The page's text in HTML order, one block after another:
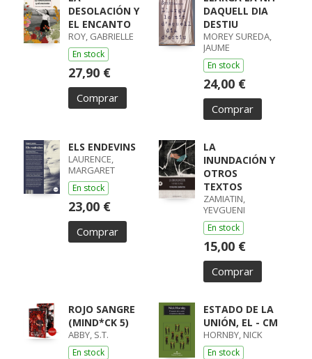
DESOLACIÓN Y
EL ENCANTO
ROY, GABRIELLE
En stock
27,90 €
Comprar
DAQUELL DIA
DESTIU
MOREY SUREDA,
JAUME
En stock
24,00 €
Comprar
ELS ENDEVINS
LAURENCE,
MARGARET
En stock
23,00 €
Comprar
LA
INUNDACIÓN Y
OTROS
TEXTOS
ZAMIATIN,
YEVGUENI
En stock
15,00 €
Comprar
ROJO SANGRE
(MIND*CK 5)
ABBY, S.T.
En stock
ESTADO DE LA
UNIÓN, EL - CM
HORNBY, NICK
En stock